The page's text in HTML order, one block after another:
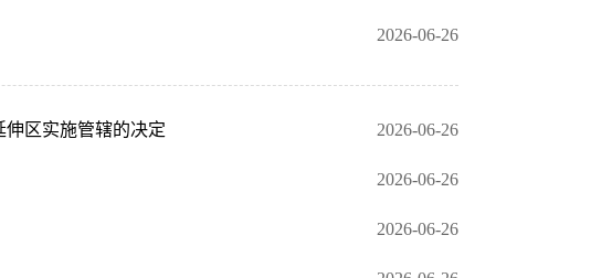
2026-06-26
区实施管辖的决定 2026-06-26
2026-06-26
2026-06-26